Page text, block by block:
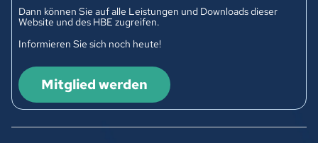
Dann können Sie auf alle Leistungen und Downloads dieser
Website und des HBE zugreifen.
Informieren Sie sich noch heute!
Mitglied werden